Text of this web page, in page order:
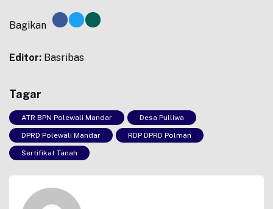
Bagikan
Editor: Basribas
Tagar
ATR BPN Polewali Mandar Desa Pulliwa
DPRD Polewali Mandar RDP DPRD Polman
Sertifikat Tanah